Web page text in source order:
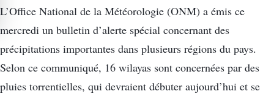
L’Office National de la Météorologie (ONM) a émis ce
mercredi un bulletin d’alerte spécial concernant des
précipitations importantes dans plusieurs régions du pays.
Selon ce communiqué, 16 wilayas sont concernées par des
pluies torrentielles, qui devraient débuter aujourd’hui et se